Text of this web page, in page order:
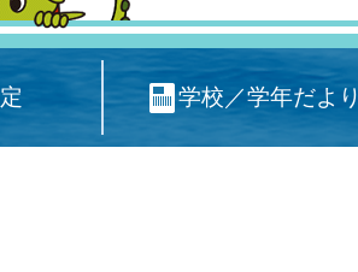
学校／学年だより